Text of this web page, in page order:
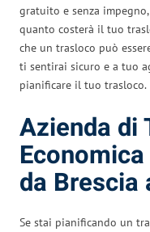
gratuito e senza
quanto costerà il tuo
che un trasloco può
ti sentirai sicuro e a tuo
pianificare il tuo trasloco.
Azienda di
da Brescia
Se stai pianificando un